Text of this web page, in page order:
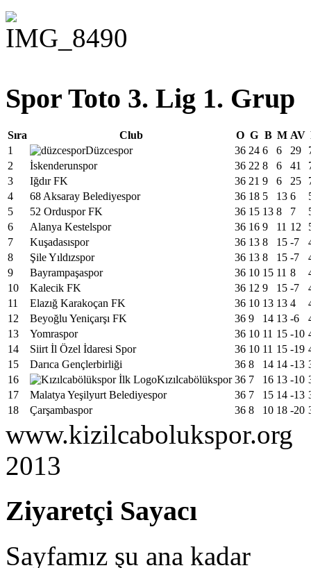
Spor Toto 3. Lig 1. Grup
Sıra Club O G B M AV
1
Düzcespor 36 24 6 6 29
2
İskenderunspor 36 22 8 6 41
3
Iğdır FK 36 21 9 6 25
4
68 Aksaray Belediyespor 36 18 5 13 6
5
52 Orduspor FK 36 15 13 8 7
6
Alanya Kestelspor 36 16 9 11 12
7
Kuşadasıspor 36 13 8 15 -7
8
Şile Yıldızspor 36 13 8 15 -7
9
Bayrampaşaspor 36 10 15 11 8
10
Kalecik FK 36 12 9 15 -7
11
Elazığ Karakoçan FK 36 10 13 13 4
12
Beyoğlu Yeniçarşı FK 36 9 14 13 -6
13
Yomraspor 36 10 11 15 -10
14
Siirt İl Özel İdaresi Spor 36 10 11 15 -19
15
Darıca Gençlerbirliği 36 8 14 14 -13
16
Kızılcabölükspor 36 7 16 13 -10
17
Malatya Yeşilyurt Belediyespor 36 7 15 14 -13
18
Çarşambaspor 36 8 10 18 -20
www.kizilcabolukspor.org
2013
Ziyaretçi Sayacı
Sayfamız şu ana kadar